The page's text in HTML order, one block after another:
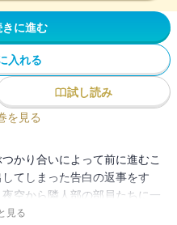
きに進む
入れる
試し読み
を見る
かり合いによって前に進むこ
てしまった告白の返事をす
空から隣人部の部員たちに一
ら隣人部に、スキー研修の下
見る